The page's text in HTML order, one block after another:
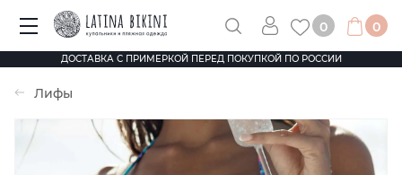
ДОСТАВКА С ПРИМЕРКОЙ ПЕРЕД ПОКУПКОЙ ПО РОССИИ
0 0
Лифы